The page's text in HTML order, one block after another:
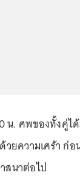
น. ศพของทั้งคู่
วยความเศร้า
สนาต่อไป